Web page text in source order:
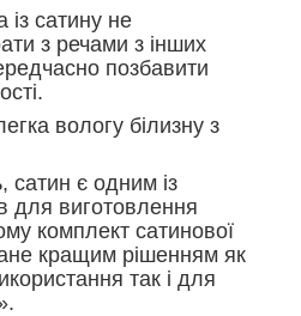
із сатину не
з речами з інших
позбавити
вологу білизну з
сатин є одним із
для виготовлення
комплект сатинової
кращим рішенням як
так і для